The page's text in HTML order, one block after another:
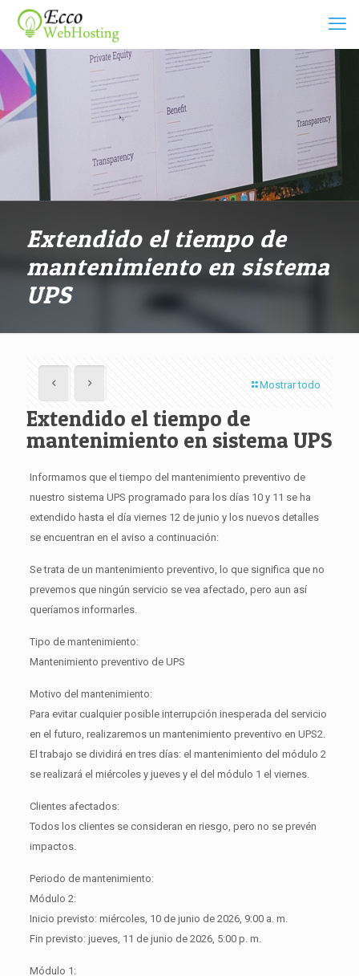
Extendido el tiempo de
mantenimiento en sistema
UPS
Mostrar todo
Extendido el tiempo de
mantenimiento en sistema UPS
Informamos que el tiempo del mantenimiento preventivo de
nuestro sistema UPS programado para los días 10 y 11 se ha
extendido hasta el día viernes 12 de junio y los nuevos detalles
se encuentran en el aviso a continuación:
Se trata de un mantenimiento preventivo, lo que significa que no
prevemos que ningún servicio se vea afectado, pero aun así
queríamos informarles.
Tipo de mantenimiento:
Mantenimiento preventivo de UPS
Motivo del mantenimiento:
Para evitar cualquier posible interrupción inesperada del servicio
en el futuro, realizaremos un mantenimiento preventivo en UPS2.
El trabajo se dividirá en tres días: el mantenimiento del módulo 2
se realizará el miércoles y jueves y el del módulo 1 el viernes.
Clientes afectados:
Todos los clientes se consideran en riesgo, pero no se prevén
impactos.
Periodo de mantenimiento:
Módulo 2:
Inicio previsto: miércoles, 10 de junio de 2026, 9:00 a. m.
Fin previsto: jueves, 11 de junio de 2026, 5:00 p. m.
Módulo 1: